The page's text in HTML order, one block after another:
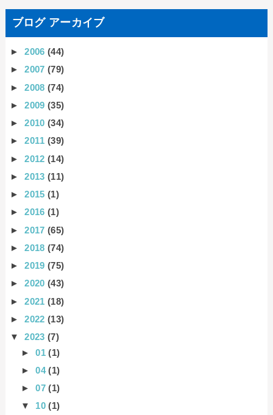
ブログ アーカイブ
►2006(44)
►2007(79)
►2008(74)
►2009(35)
►2010(34)
►2011(39)
►2012(14)
►2013(11)
►2015(1)
►2016(1)
►2017(65)
►2018(74)
►2019(75)
►2020(43)
►2021(18)
►2022(13)
▼2023(7)
►01(1)
►04(1)
►07(1)
▼ 10(1)